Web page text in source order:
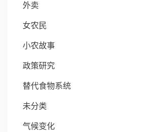
外卖
女农民
小农故事
政策研究
替代食物系统
未分类
气候变化